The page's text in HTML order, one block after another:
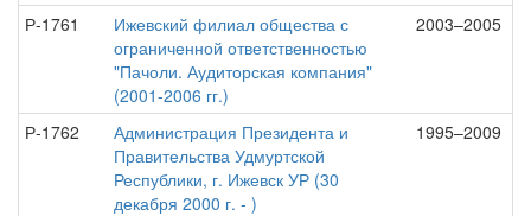
Р-1761
Ижевский филиал общества с
ограниченной ответственностью
"Пачоли. Аудиторская компания"
(2001-2006 гг.)
2003–2005
Р-1762
Администрация Президента и
Правительства Удмуртской
Республики, г. Ижевск УР (30
декабря 2000 г. - )
1995–2009